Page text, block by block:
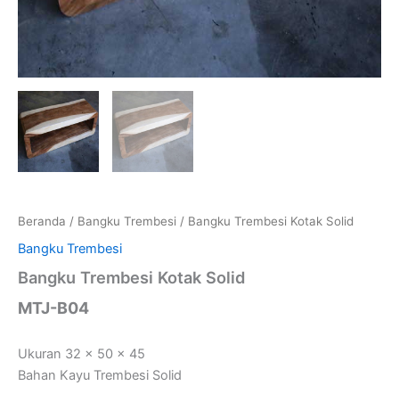
Beranda / Bangku Trembesi / Bangku Trembesi Kotak Solid
Bangku Trembesi
Bangku Trembesi Kotak Solid
MTJ-B04
Ukuran 32 x 50 x 45
Bahan Kayu Trembesi Solid